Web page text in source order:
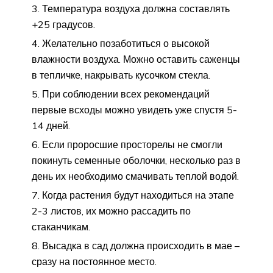
Температура воздуха должна составлять
+25 градусов.
Желательно позаботиться о высокой
влажности воздуха. Можно оставить саженцы
в тепличке, накрывать кусочком стекла.
При соблюдении всех рекомендаций
первые всходы можно увидеть уже спустя 5-
14 дней.
Если проросшие просторелы не смогли
покинуть семенные оболочки, несколько раз в
день их необходимо смачивать теплой водой.
Когда растения будут находиться на этапе
2-3 листов, их можно рассадить по
стаканчикам.
Высадка в сад должна происходить в мае –
сразу на постоянное место.